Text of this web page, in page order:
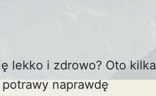
lekko i zdrowo? Oto kilka
naprawdę